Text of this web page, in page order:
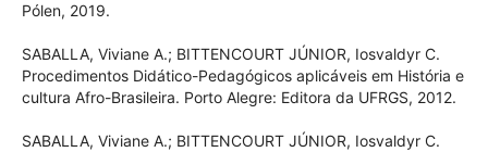
Pólen, 2019.
SABALLA, Viviane A.; BITTENCOURT JÚNIOR, Iosvaldyr C.
Procedimentos Didático-Pedagógicos aplicáveis em História e
cultura Afro-Brasileira. Porto Alegre: Editora da UFRGS, 2012.
SABALLA, Viviane A.; BITTENCOURT JÚNIOR, Iosvaldyr C.